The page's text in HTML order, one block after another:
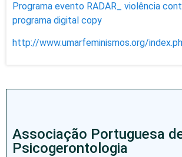
Programa evento RADAR_ violência
programa digital copy
http://www.umarfeminismos.org/
Associação Portuguesa
Psicogerontologia